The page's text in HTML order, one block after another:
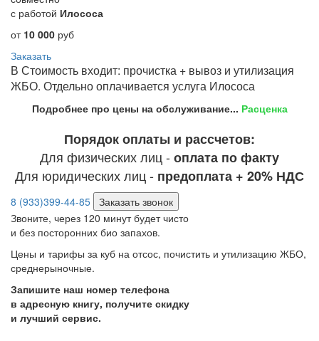
с работой Илососа
от 10 000 руб
Заказать
В Стоимость входит: прочистка + вывоз и утилизация
ЖБО. Отдельно оплачивается услуга Илососа
Подробнее про цены на обслуживание... Расценка
Порядок оплаты и рассчетов:
Для физических лиц - оплата по факту
Для юридических лиц - предоплата + 20% НДС
8 (933)399-44-85 Заказать звонок
Звоните, через 120 минут будет чисто
и без посторонних био запахов.
Цены и тарифы за куб на отсос, почистить и утилизацию ЖБО,
среднерыночные.
Запишите наш номер телефона
в адресную книгу, получите скидку
и лучший сервис.